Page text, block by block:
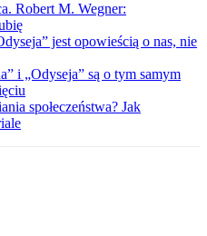
Robert M. Wegner:
jest opowieścią o nas, nie
i „Odyseja” są o tym samym
społeczeństwa? Jak